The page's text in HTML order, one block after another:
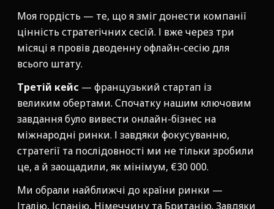
Моя гордість — те, що я зміг донести компанії
цінність стратегічних сесій. І вже через три
місяці я провів дводенну офлайн-сесію для
всього штату.
Третій кейс — французький стартап із
великим обертами. Спочатку нашим ключовим
завдання було вивести онлайн-бізнес на
міжнародні ринки. І завдяки фокусуванню,
стратегії та послідовності ми не тільки зробили
це, а й заощадили, як мінімум, €30 000.
Ми обрали найближчі до країни ринки —
Італію, Іспанію, Німеччину та Британію. Завдяки